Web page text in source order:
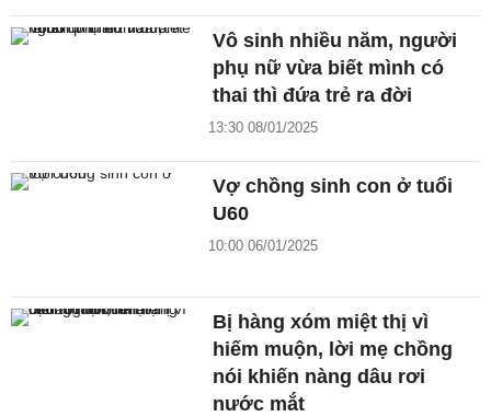
Vô sinh nhiều năm, người
phụ nữ vừa biết mình có
thai thì đứa trẻ ra đời
13:30 08/01/2025
Vợ chồng sinh con ở tuổi
U60
10:00 06/01/2025
Bị hàng xóm miệt thị vì
hiếm muộn, lời mẹ chồng
nói khiến nàng dâu rơi
nước mắt